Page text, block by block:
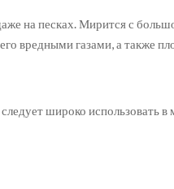
на песках. Мирится с
вредными газами, а также
широко использовать в